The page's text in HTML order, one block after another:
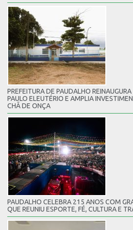
PREFEITURA DE PAUDALHO
PAULO ELEUTÉRIO E AMPLIA
CHÃ DE ONÇA
PAUDALHO CELEBRA 215 ANOS COM
QUE REUNIU ESPORTE, FÉ, CULTURA E